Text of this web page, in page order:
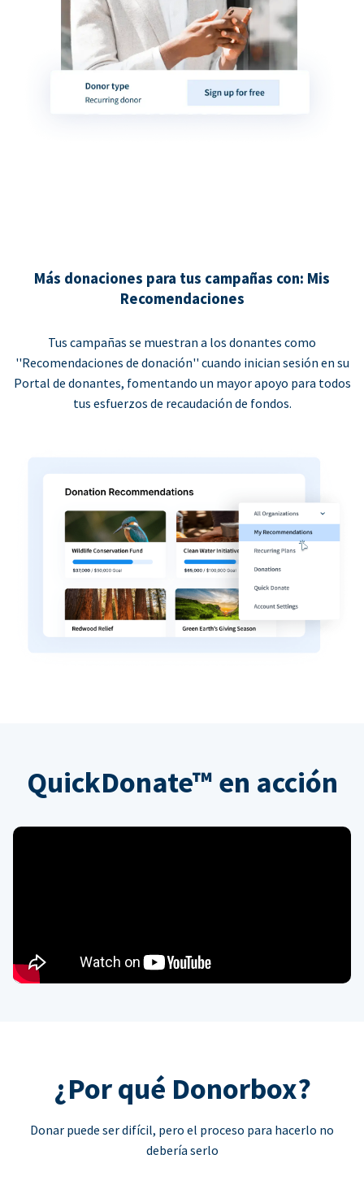
Más donaciones para tus campañas con: Mis
Recomendaciones
Tus campañas se muestran a los donantes como
''Recomendaciones de donación'' cuando inician sesión en su
Portal de donantes, fomentando un mayor apoyo para todos
tus esfuerzos de recaudación de fondos.
QuickDonate™ en acción
¿Por qué Donorbox?
Donar puede ser difícil, pero el proceso para hacerlo no
debería serlo